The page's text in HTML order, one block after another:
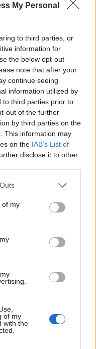
My Personal
to third parties, or
information for
the below opt-out
note that after your
continue seeing
information utilized by
to third parties prior to
out of the further
by third parties on the
This information may
on the IAB’s List of
disclose it to other
one or more Google
You may click to
its third-party tags to
in below Google
of my
of my
with the
και η
ένας πόλος
που
«Δεν
Σαββατοκύριακα
απαντάει
όμως και μια άλλη
βιωματικών
ορεινό τουρισμό
φύσης
επιλογές για
δάσος, ορεινές
προσθέτοντας
έχει κάποια
επισκεπτών,